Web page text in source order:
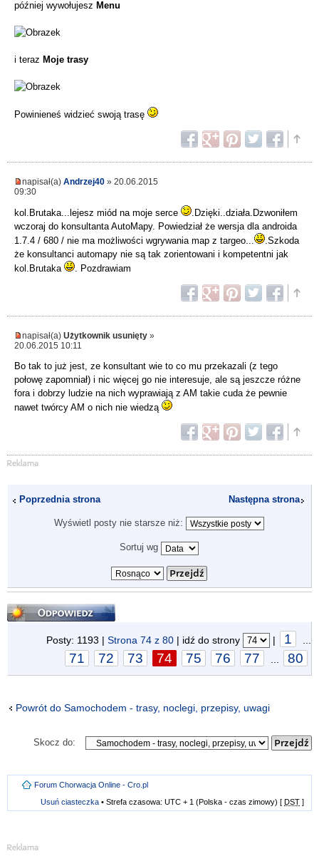
później wywołujesz Menu
i teraz Moje trasy
Powinieneś widzieć swoją trasę
napisał(a) Andrzej40 » 20.06.2015
09:30
kol.Brutaka...lejesz miód na moje serce
.Dzięki..działa.Dzwoniłem
wczoraj do konsultanta AutoMapy. Powiedział że wersja dla androida
1.7.4 / 680 / nie ma możliwości wgrywania map z targeo...
.Szkoda
że konsultanci automapy nie są tak zorientowani i kompetentni jak
kol.Brutaka
. Pozdrawiam
napisał(a) Użytkownik usunięty »
20.06.2015 10:11
Bo tak to już jest, ze konsultant wie to co mu przekazali (z tego
połowę zapomniał) i nic więcej go nie interesuje, ale są jeszcze różne
fora i dobrzy ludzie na nich wyprawiają z AM takie cuda że pewnie
nawet twórcy AM o nich nie wiedzą
Poprzednia strona Następna strona
Wyświetl posty nie starsze niż:
Sortuj wg
Odpowiedz
Posty: 1193 | Strona 74 z 80 | idź do strony | 1
71 72 73 74 75 76 77 80
Powrót do Samochodem - trasy, noclegi, przepisy, uwagi
Skocz do:
Forum Chorwacja Online - Cro.pl
Usuń ciasteczka • Strefa czasowa: UTC + 1 (Polska - czas zimowy) [ DST ]